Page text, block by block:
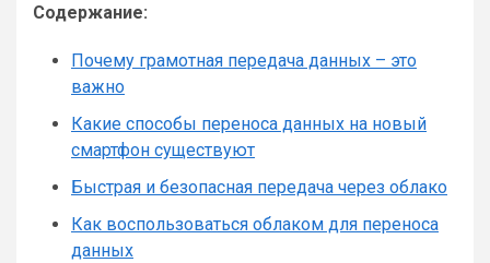
Содержание:
Почему грамотная передача данных – это
важно
Какие способы переноса данных на новый
смартфон существуют
Быстрая и безопасная передача через облако
Как воспользоваться облаком для переноса
данных